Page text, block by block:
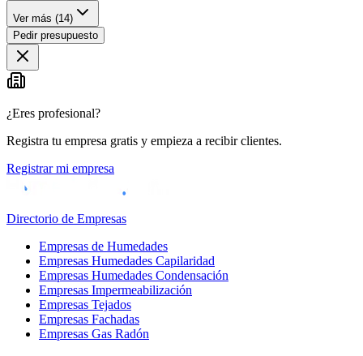
Ver más (14)
Pedir presupuesto
¿Eres profesional?
Registra tu empresa gratis y empieza a recibir clientes.
Registrar mi empresa
Directorio de Empresas
Empresas de Humedades
Empresas Humedades Capilaridad
Empresas Humedades Condensación
Empresas Impermeabilización
Empresas Tejados
Empresas Fachadas
Empresas Gas Radón